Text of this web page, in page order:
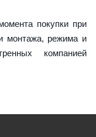
покупки при
монтажа, режима и
компанией